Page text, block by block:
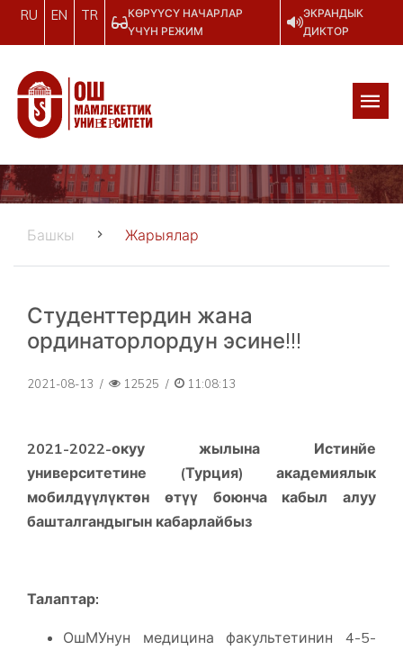
RU EN TR
КӨРҮҮСҮ НАЧАРЛАР
ҮЧҮН РЕЖИМ
ЭКРАНДЫК
ДИКТОР
Башкы Жарыялар
Студенттердин жана
ординаторлордун эсине!!!
2021-08-13 / 12525 / 11:08:13
2021-2022-окуу жылына Истинйе
университетине (Турция) академиялык
мобилдүүлүктөн өтүү боюнча кабыл алуу
башталгандыгын кабарлайбыз
Талаптар:
ОшМУнун медицина факультетинин 4-5-